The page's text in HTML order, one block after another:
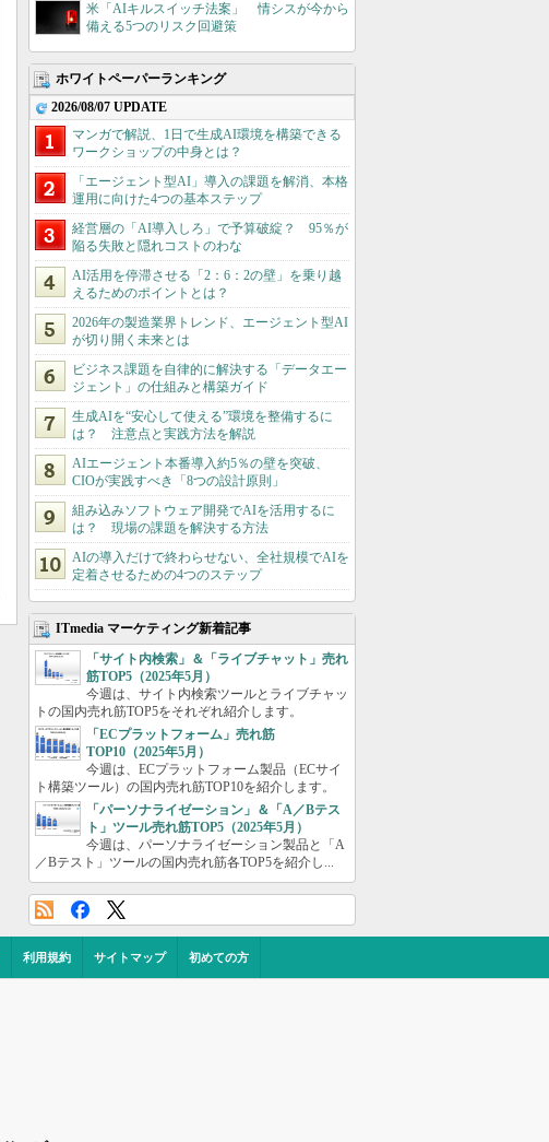
米「AIキルスイッチ法案」 情シスが今から
備える5つのリスク回避策
ホワイトペーパーランキング
2026/08/07 UPDATE
マンガで解説、1日で生成AI環境を構築できる
ワークショップの中身とは？
「エージェント型AI」導入の課題を解消、本格
運用に向けた4つの基本ステップ
経営層の「AI導入しろ」で予算破綻？ 95％が
陥る失敗と隠れコストのわな
AI活用を停滞させる「2：6：2の壁」を乗り越
えるためのポイントとは？
2026年の製造業界トレンド、エージェント型AI
が切り開く未来とは
ビジネス課題を自律的に解決する「データエー
ジェント」の仕組みと構築ガイド
生成AIを“安心して使える”環境を整備するに
は？ 注意点と実践方法を解説
AIエージェント本番導入約5％の壁を突破、
CIOが実践すべき「8つの設計原則」
組み込みソフトウェア開発でAIを活用するに
は？ 現場の課題を解決する方法
AIの導入だけで終わらせない、全社規模でAIを
定着させるための4つのステップ
ITmedia マーケティング新着記事
「サイト内検索」＆「ライブチャット」売れ
筋TOP5（2025年5月）
今週は、サイト内検索ツールとライブチャッ
トの国内売れ筋TOP5をそれぞれ紹介します。
「ECプラットフォーム」売れ筋
TOP10（2025年5月）
今週は、ECプラットフォーム製品（ECサイ
ト構築ツール）の国内売れ筋TOP10を紹介します。
「パーソナライゼーション」＆「A／Bテス
ト」ツール売れ筋TOP5（2025年5月）
今週は、パーソナライゼーション製品と「A
／Bテスト」ツールの国内売れ筋各TOP5を紹介し...
利用規約 サイトマップ 初めての方